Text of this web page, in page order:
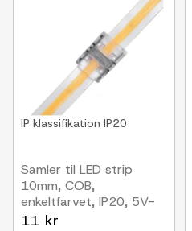
IP klassifikation IP20
Samler til LED strip
10mm, COB,
enkeltfarvet, IP20, 5V-
24V
11 kr